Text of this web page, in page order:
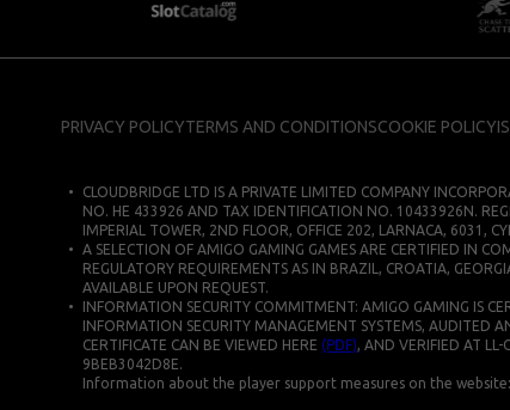
PRIVACY POLICYTERMS AND CONDITIONSCOOKIE POLICY
CLOUDBRIDGE LTD IS A PRIVATE LIMITED COMPANY
NO. HE 433926 AND TAX IDENTIFICATION NO. 10433926N.
IMPERIAL TOWER, 2ND FLOOR, OFFICE 202, LARNACA, 6031,
A SELECTION OF AMIGO GAMING GAMES ARE CERTIFIED IN
REGULATORY REQUIREMENTS AS IN BRAZIL, CROATIA,
AVAILABLE UPON REQUEST.
INFORMATION SECURITY COMMITMENT: AMIGO GAMING IS
INFORMATION SECURITY MANAGEMENT SYSTEMS, AUDITED
CERTIFICATE CAN BE VIEWED HERE (PDF), AND VERIFIED AT LL-
9BEB3042D8E.
Information about the player support measures on the website: